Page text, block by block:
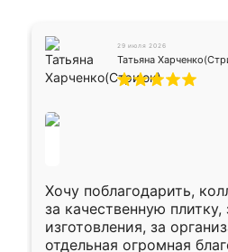
29 июля 2026
Татьяна
Хочу поблагодарить,
за качественную плитку,
изготовления, за
отдельная огромная